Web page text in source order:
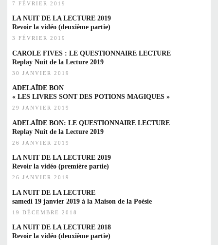
7 FÉVRIER 2019
LA NUIT DE LA LECTURE 2019
Revoir la vidéo (deuxième partie)
3 FÉVRIER 2019
CAROLE FIVES : LE QUESTIONNAIRE LECTURE
Replay Nuit de la Lecture 2019
30 JANVIER 2019
ADELAÏDE BON
« LES LIVRES SONT DES POTIONS MAGIQUES »
29 JANVIER 2019
ADELAÏDE BON: LE QUESTIONNAIRE LECTURE
Replay Nuit de la Lecture 2019
26 JANVIER 2019
LA NUIT DE LA LECTURE 2019
Revoir la vidéo (première partie)
26 JANVIER 2019
LA NUIT DE LA LECTURE
samedi 19 janvier 2019 à la Maison de la Poésie
19 DÉCEMBRE 2018
LA NUIT DE LA LECTURE 2018
Revoir la vidéo (deuxième partie)